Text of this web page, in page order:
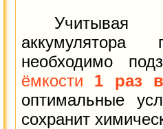
Учитывая
необходимо
ёмкости 1 раз
оптимальные
сохранит